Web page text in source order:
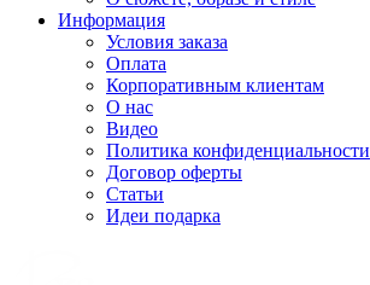
Информация
Условия заказа
Оплата
Корпоративным клиентам
О нас
Видео
Политика конфиденциальности
Договор оферты
Статьи
Идеи подарка